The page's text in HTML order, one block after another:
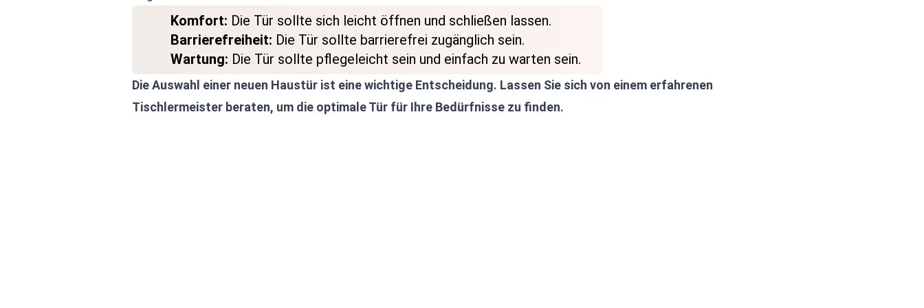
Komfort: Die Tür sollte sich leicht öffnen und schließen lassen.
Barrierefreiheit: Die Tür sollte barrierefrei zugänglich sein.
Wartung: Die Tür sollte pflegeleicht sein und einfach zu warten sein.
Die Auswahl einer neuen Haustür ist eine wichtige Entscheidung. Lassen Sie sich von einem erfahrenen
Tischlermeister beraten, um die optimale Tür für Ihre Bedürfnisse zu finden.